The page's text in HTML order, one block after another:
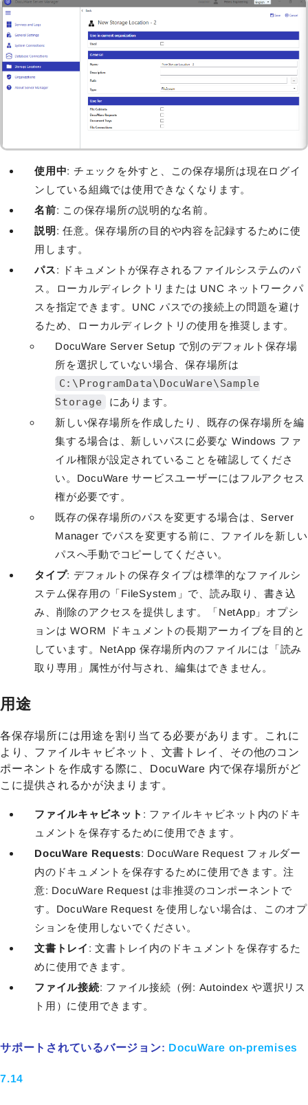
使用中: チェックを外すと、この保存場所は現在ログイ
ンしている組織では使用できなくなります。
名前: この保存場所の説明的な名前。
説明 : 任意。保存場所の目的や内容を記録するために使
用します。
パス: ドキュメントが保存されるファイルシステムのパ
ス。ローカルディレクトリまたは UNC ネットワークパ
スを指定できます。UNC パスでの接続上の問題を避け
るため、ローカルディレクトリの使用を推奨します。
DocuWare Server Setup で別のデフォルト保存場
所を選択していない場合、保存場所は
C:\ProgramData\DocuWare\Sample
Storage
にあります。
新しい保存場所を作成したり、既存の保存場所を編
集する場合は、新しいパスに必要な Windows ファ
イル権限が設定されていることを確認してくださ
い。DocuWare サービスユーザーにはフルアクセス
権が必要です。
既存の保存場所のパスを変更する場合は、Server
Manager でパスを変更する前に、ファイルを新しい
パスへ手動でコピーしてください。
タイプ: デフォルトの保存タイプは標準的なファイルシ
ステム保存用の「FileSystem」で、読み取り、書き込
み、削除のアクセスを提供します。「NetApp」オプシ
ョンは WORM ドキュメントの長期アーカイブを目的と
しています。NetApp 保存場所内のファイルには「読み
取り専用」属性が付与され、編集はできません。
用途
各保存場所には用途を割り当てる必要があります。これに
より、ファイルキャビネット、文書トレイ、その他のコン
ポーネントを作成する際に、DocuWare 内で保存場所がど
こに提供されるかが決まります。
ファイルキャビネット : ファイルキャビネット内のドキ
ュメントを保存するために使用できます。
DocuWare Requests: DocuWare Request フォルダー
内のドキュメントを保存するために使用できます。注
意: DocuWare Request は非推奨のコンポーネントで
す。DocuWare Request を使用しない場合は、このオプ
ションを使用しないでください。
文書トレイ : 文書トレイ内のドキュメントを保存するた
めに使用できます。
ファイル接続: ファイル接続（例: Autoindex や選択リス
ト用 ）に使用できます。
サポートされているバージョン: DocuWare on-premises
7.14